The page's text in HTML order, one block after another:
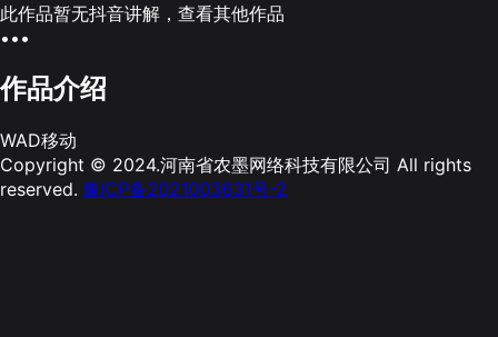
此作品暂无抖音讲解，查看其他作品
•••
作品介绍
WAD移动
Copyright © 2024.河南省农墨网络科技有限公司 All rights
reserved. 豫ICP备2021003631号-2